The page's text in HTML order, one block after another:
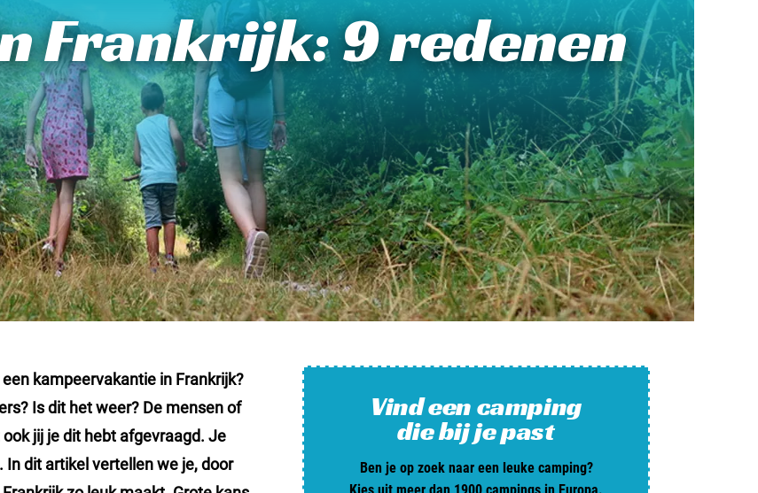
Frankrijk
Zwitserland
informatie over …
Nederland
België
Luxemburg
Frankrijk
Nieuws / blog
Over Campingzoeker
Frankrijk: 9 redenen
kampeervakantie in Frankrijk?
Is dit het weer? De mensen of
jij je dit hebt afgevraagd. Je
dit artikel vertellen we je, door
Vind een camping
die bij je past
Ben je op zoek naar een leuke camping?